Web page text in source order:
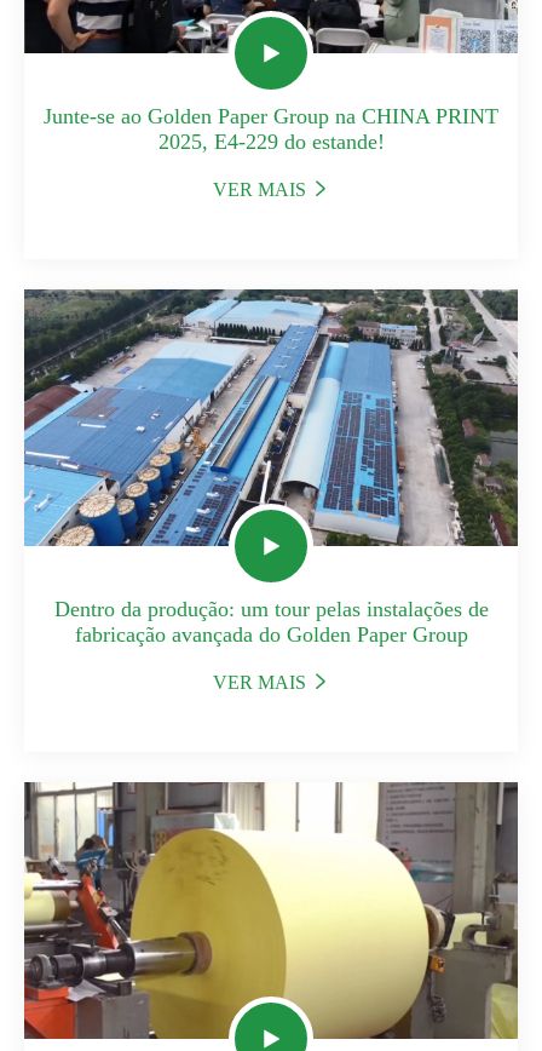

Junte-se ao Golden Paper Group na CHINA PRINT
2025, E4-229 do estande!
VER MAIS 

Dentro da produção: um tour pelas instalações de
fabricação avançada do Golden Paper Group
VER MAIS 
